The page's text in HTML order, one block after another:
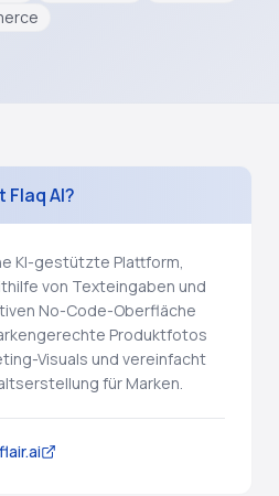
Flaq AI?
KI-gestützte Plattform,
von Texteingaben und
No-Code-Oberfläche
Produktfotos
Visuals und vereinfacht
für Marken.